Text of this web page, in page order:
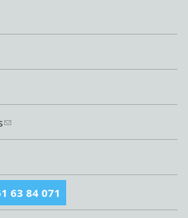
63 84 071